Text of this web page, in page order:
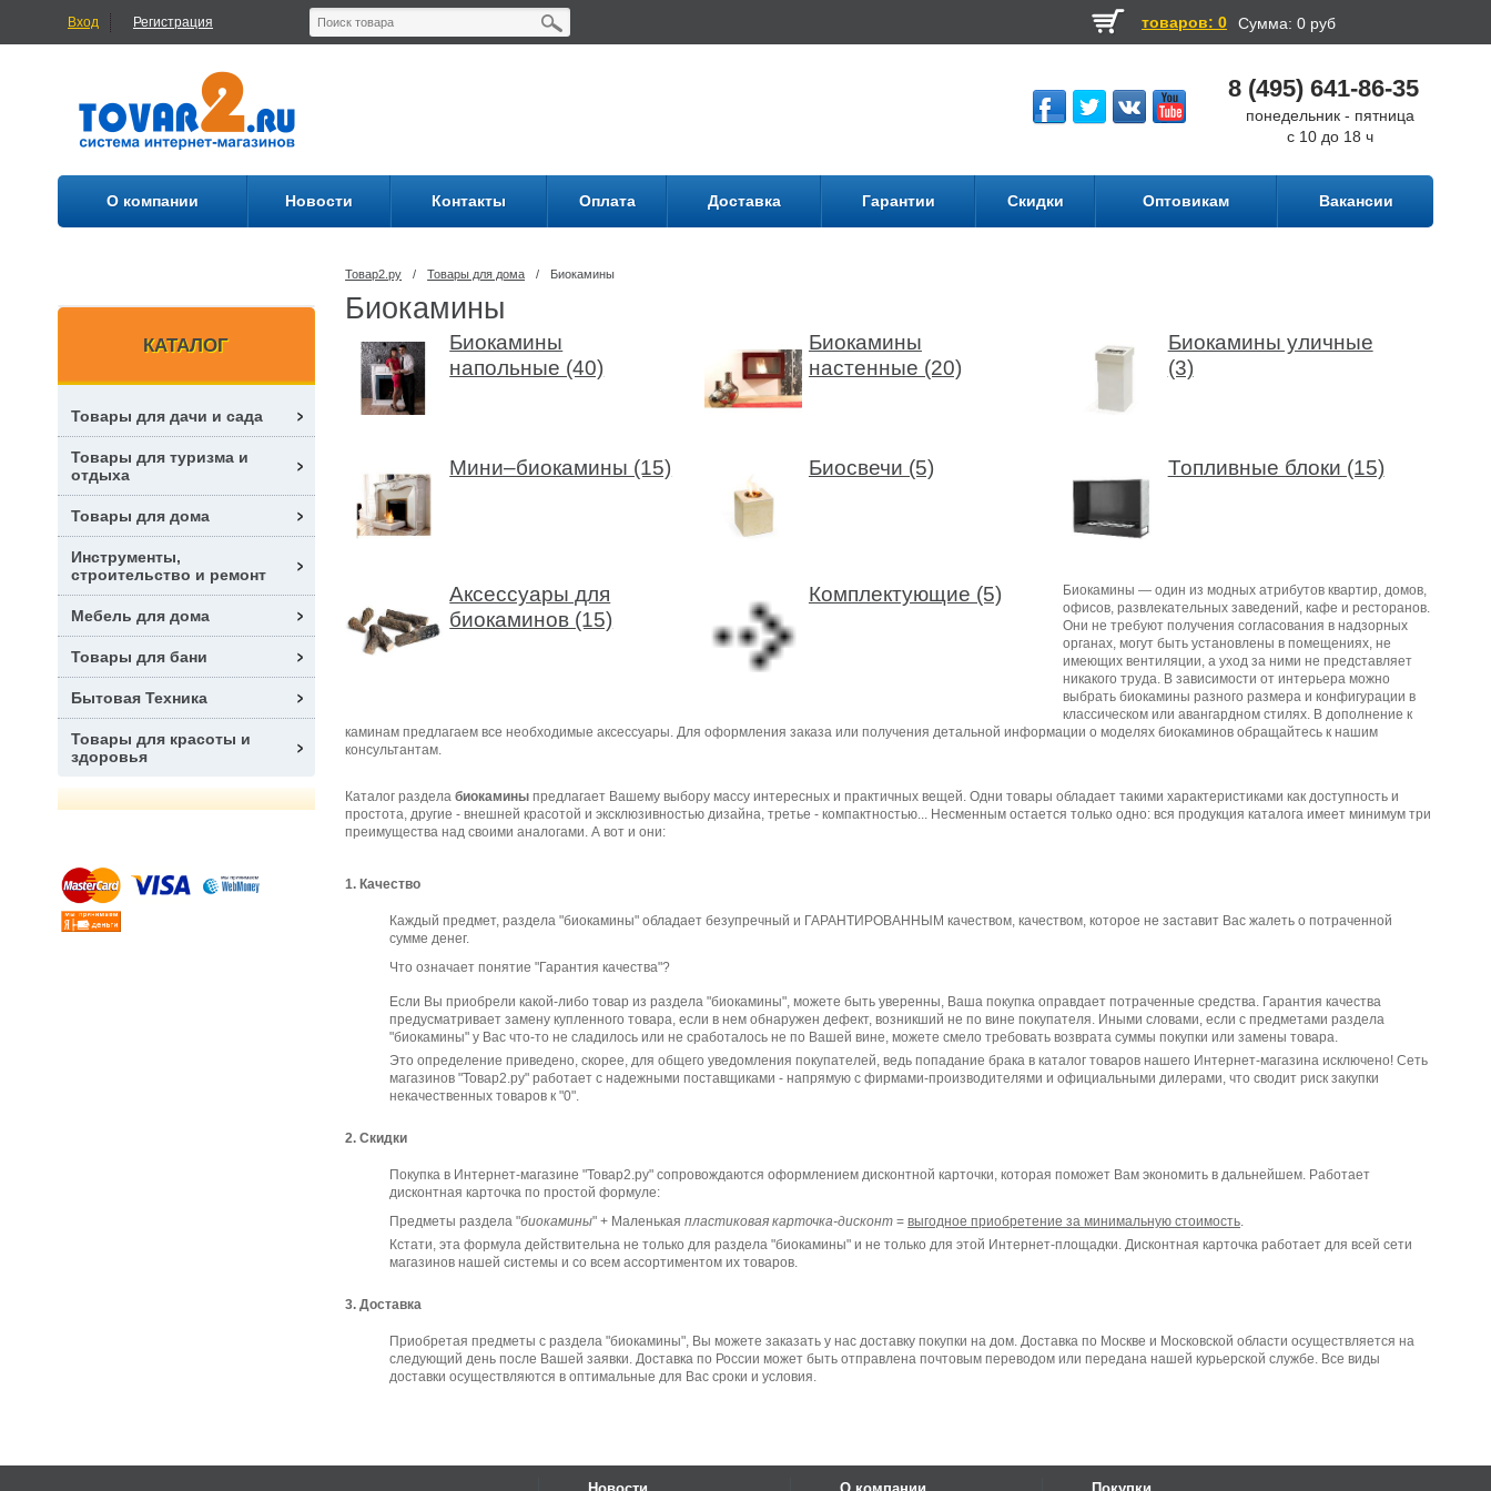
Вход Регистрация товаров: 0 Сумма: 0 руб
8 (495) 641-86-35
понедельник - пятница
с 10 до 18 ч
О компании Новости Контакты Оплата Доставка Гарантии Скидки Оптовикам Вакансии
Товар2.ру / Товары для дома / Биокамины
Биокамины
Биокамины
напольные (40)
Биокамины
настенные (20)
Биокамины уличные
(3)
Мини–биокамины (15) Биосвечи (5) Топливные блоки (15)
Аксессуары для
биокаминов (15)
Комплектующие (5)
Биокамины — один из модных атрибутов квартир, домов,
офисов, развлекательных заведений, кафе и ресторанов.
Они не требуют получения согласования в надзорных
органах, могут быть установлены в помещениях, не
имеющих вентиляции, а уход за ними не представляет
никакого труда. В зависимости от интерьера можно
выбрать биокамины разного размера и конфигурации в
классическом или авангардном стилях. В дополнение к
каминам предлагаем все необходимые аксессуары. Для оформления заказа или получения детальной информации о моделях биокаминов обращайтесь к нашим
консультантам.
Каталог разделабиокамины предлагает Вашему выбору массу интересных и практичных вещей. Одни товары обладает такими характеристиками как доступность и
простота, другие - внешней красотой и эксклюзивностью дизайна, третье - компактностью... Несменным остается только одно: вся продукция каталога имеет минимум три
преимущества над своими аналогами. А вот и они:
1. Качество
Каждый предмет, раздела "биокамины" обладает безупречный и ГАРАНТИРОВАННЫМ качеством, качеством, которое не заставит Вас жалеть о потраченной
сумме денег.
Что означает понятие "Гарантия качества"?
Если Вы приобрели какой-либо товар из раздела "биокамины", можете быть уверенны, Ваша покупка оправдает потраченные средства. Гарантия качества
предусматривает замену купленного товара, если в нем обнаружен дефект, возникший не по вине покупателя. Иными словами, если с предметами раздела
"биокамины" у Вас что-то не сладилось или не сработалось не по Вашей вине, можете смело требовать возврата суммы покупки или замены товара.
Это определение приведено, скорее, для общего уведомления покупателей, ведь попадание брака в каталог товаров нашего Интернет-магазина исключено! Сеть
магазинов "Товар2.ру" работает с надежными поставщиками - напрямую с фирмами-производителями и официальными дилерами, что сводит риск закупки
некачественных товаров к "0".
2. Скидки
Покупка в Интернет-магазине "Товар2.ру" сопровождаются оформлением дисконтной карточки, которая поможет Вам экономить в дальнейшем. Работает
дисконтная карточка по простой формуле:
Предметы раздела "биокамины" + Маленькаяпластиковая карточка-дисконт =выгодное приобретение за минимальную стоимость
Кстати, эта формула действительна не только для раздела "биокамины" и не только для этой Интернет-площадки. Дисконтная карточка работает для всей сети
магазинов нашей системы и со всем ассортиментом их товаров.
3. Доставка
Приобретая предметы с раздела "биокамины", Вы можете заказать у нас доставку покупки на дом. Доставка по Москве и Московской области осуществляется на
следующий день после Вашей заявки. Доставка по России может быть отправлена почтовым переводом или передана нашей курьерской службе. Все виды
доставки осуществляются в оптимальные для Вас сроки и условия.
КАТАЛОГ
Товары для дачи и сада
Товары для туризма и
отдыха
Товары для дома
Инструменты,
строительство и ремонт
Мебель для дома
Товары для бани
Бытовая Техника
Товары для красоты и
здоровья